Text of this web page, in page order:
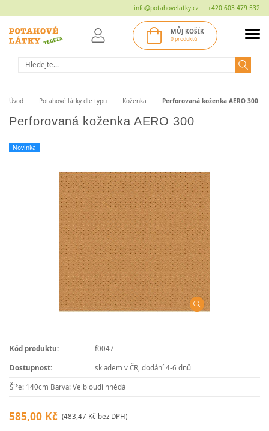
info@potahovelatky.cz +420 603 479 532
Hledat
MŮJ KOŠÍK
0 produktů
Úvod Potahové látky dle typu Koženka Perforovaná koženka AERO 300
Perforovaná koženka AERO 300
Novinka
Kód produktu: f0047
Dostupnost: skladem v ČR, dodání 4-6 dnů
Šíře: 140cm Barva: Velbloudí hnědá
585,00 Kč (483,47 Kč bez DPH)